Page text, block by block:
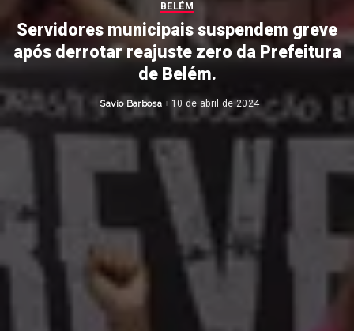
BELÉM
Servidores municipais suspendem greve
após derrotar reajuste zero da Prefeitura
de Belém.
Posted
by
Savio Barbosa 10 de abril de 2024